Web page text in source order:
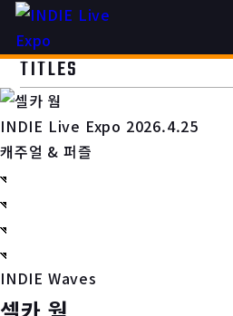
TITLES
INDIE Live Expo 2026.4.25
캐주얼 & 퍼즐
INDIE Waves